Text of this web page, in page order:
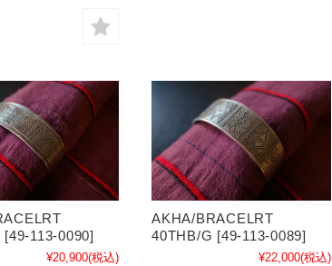
113-0090]
¥20,900(税込)
AKHA/BRACELRT
40THB/G [49-113-0089]
¥22,000(税込)